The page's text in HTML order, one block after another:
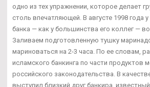
одно из тех упражнении, которое делает
столь впечатляющей. В августе 1998 года
банка — как у большинства его коллег —
Заливаем подготовленную тушку
мариноваться на 2-3 часа. По ее словам,
исламского банкинга по части продуктов
российского законодательства. В
выступил близкий друг банкира,